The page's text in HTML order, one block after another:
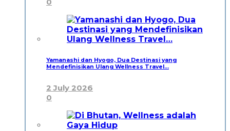
0
Yamanashi dan Hyogo, Dua Destinasi yang
Mendefinisikan Ulang Wellness Travel…
2 July 2026
0